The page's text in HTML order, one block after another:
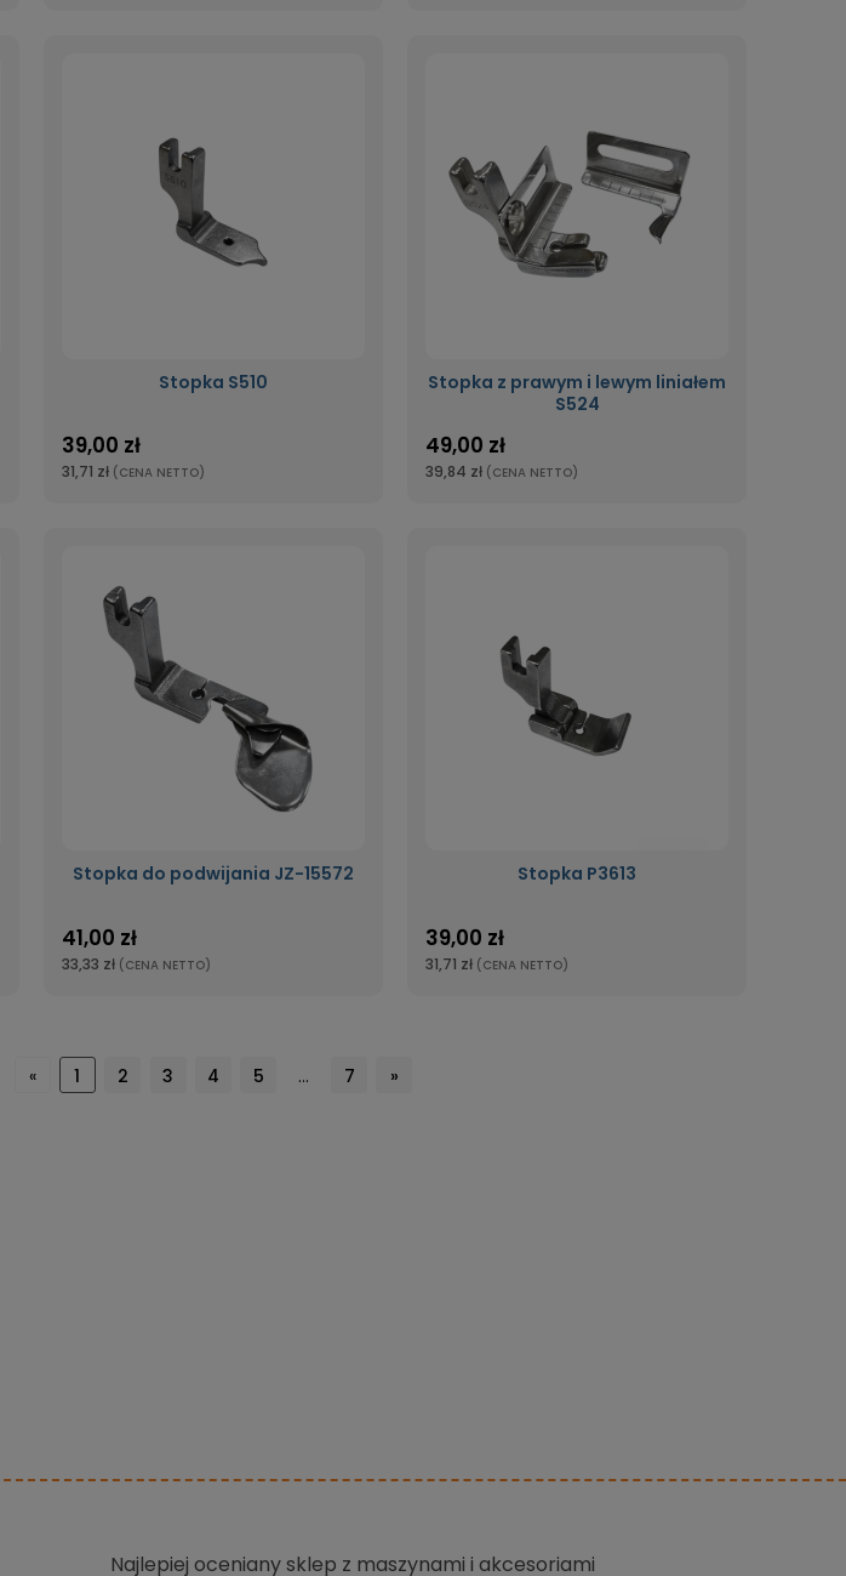
Stopka S510
39,00 zł
31,71 zł (CENA NETTO)
Stopka z prawym i lewym liniałem
S524
49,00 zł
39,84 zł (CENA NETTO)
Stopka do podwijania JZ-15572
41,00 zł
33,33 zł (CENA NETTO)
Stopka P3613
39,00 zł
31,71 zł (CENA NETTO)
« 1 2 3 4 5 ... 7 »
Najlepiej oceniany sklep z maszynami i akcesoriami